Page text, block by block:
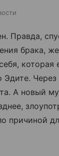
Правда,
брака,
которая
Эдите.
А новый
причиной